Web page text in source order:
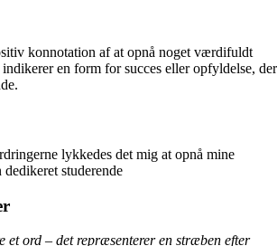
konnotation af at opnå noget værdifuldt
en form for succes eller opfyldelse, der
lykkedes det mig at opnå mine
studerende
et ord – det repræsenterer en stræben efter